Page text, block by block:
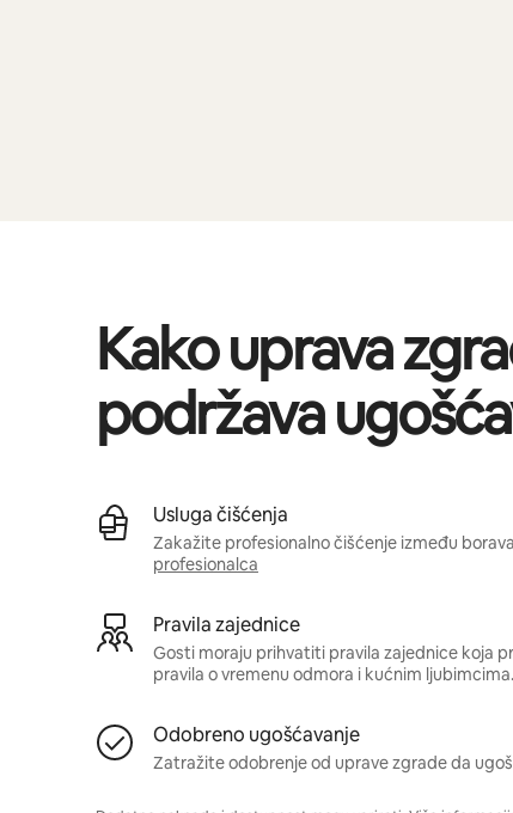
Kako uprava
podržava
Usluga čišćenja
Zakažite profesionalno čišćenje između
profesionalca
Pravila zajednice
Gosti moraju prihvatiti pravila zajednice koja
pravila o vremenu odmora i kućnim ljubimcima.
Odobreno ugošćavanje
Zatražite odobrenje od uprave zgrade da